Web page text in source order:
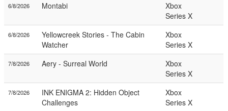
6/8/2026 Montabi
Xbox
Series X
6/8/2026
Yellowcreek Stories - The Cabin
Watcher
Xbox
Series X
7/8/2026 Aery - Surreal World
Xbox
Series X
7/8/2026
INK ENIGMA 2: Hidden Object
Challenges
Xbox
Series X